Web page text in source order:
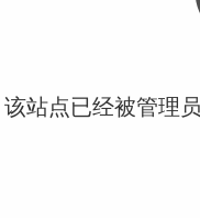
站点已经被管理